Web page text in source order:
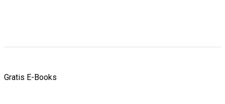
Gratis E-Books